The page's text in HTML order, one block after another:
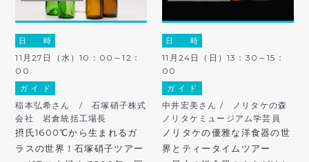
日 時
11月27日（水）10：00～12：
00
ガ イ ド
稲本弘希さん / 石塚硝子株式
会社 岩倉統括工場長
摂氏1600℃から生まれるガ
ラスの世界！石塚硝子ツアー
日 時
11月24日（日）13：30～15：
00
ガ イ ド
中井宏美さん / ノリタケの森
ノリタケミュージアム学芸員
ノリタケの優雅な洋食器の世
界とティータイムツアー